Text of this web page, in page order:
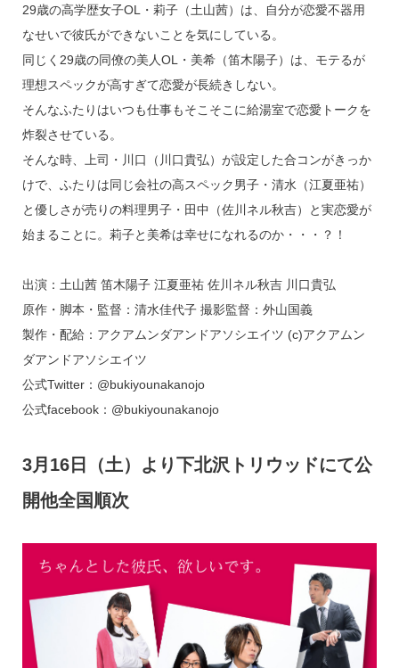
29歳の高学歴女子OL・莉子（土山茜）は、自分が恋愛不器用
なせいで彼氏ができないことを気にしている。
同じく29歳の同僚の美人OL・美希（笛木陽子）は、モテるが
理想スペックが高すぎて恋愛が長続きしない。
そんなふたりはいつも仕事もそこそこに給湯室で恋愛トークを
炸裂させている。
そんな時、上司・川口（川口貴弘）が設定した合コンがきっか
けで、ふたりは同じ会社の高スペック男子・清水（江夏亜祐）
と優しさが売りの料理男子・田中（佐川ネル秋吉）と実恋愛が
始まることに。莉子と美希は幸せになれるのか・・・？！
出演：土山茜 笛木陽子 江夏亜祐 佐川ネル秋吉 川口貴弘
原作・脚本・監督：清水佳代子 撮影監督：外山国義
製作・配給：アクアムンダアンドアソシエイツ (c)アクアムン
ダアンドアソシエイツ
公式Twitter：@bukiyounakanojo
公式facebook：@bukiyounakanojo
3月16日（土）より下北沢トリウッドにて公
開他全国順次